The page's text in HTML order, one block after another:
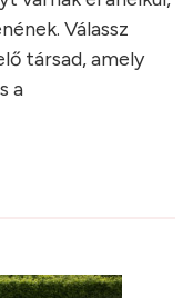
Válassz
társad, amely
a